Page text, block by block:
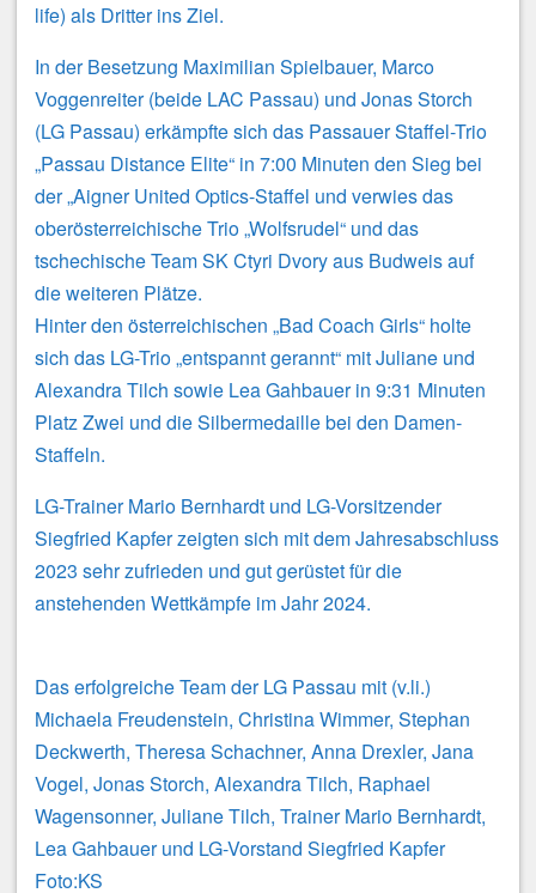
life) als Dritter ins Ziel.
In der Besetzung Maximilian Spielbauer, Marco
Voggenreiter (beide LAC Passau) und Jonas Storch
(LG Passau) erkämpfte sich das Passauer Staffel-Trio
„Passau Distance Elite“ in 7:00 Minuten den Sieg bei
der „Aigner United Optics-Staffel und verwies das
oberösterreichische Trio „Wolfsrudel“ und das
tschechische Team SK Ctyri Dvory aus Budweis auf
die weiteren Plätze.
Hinter den österreichischen „Bad Coach Girls“ holte
sich das LG-Trio „entspannt gerannt“ mit Juliane und
Alexandra Tilch sowie Lea Gahbauer in 9:31 Minuten
Platz Zwei und die Silbermedaille bei den Damen-
Staffeln.
LG-Trainer Mario Bernhardt und LG-Vorsitzender
Siegfried Kapfer zeigten sich mit dem Jahresabschluss
2023 sehr zufrieden und gut gerüstet für die
anstehenden Wettkämpfe im Jahr 2024.
Das erfolgreiche Team der LG Passau mit (v.li.)
Michaela Freudenstein, Christina Wimmer, Stephan
Deckwerth, Theresa Schachner, Anna Drexler, Jana
Vogel, Jonas Storch, Alexandra Tilch, Raphael
Wagensonner, Juliane Tilch, Trainer Mario Bernhardt,
Lea Gahbauer und LG-Vorstand Siegfried Kapfer
Foto:KS